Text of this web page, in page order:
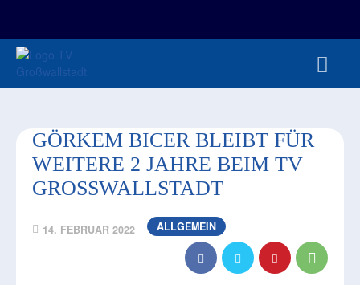
GÖRKEM BICER BLEIBT FÜR
WEITERE 2 JAHRE BEIM TV
GROSSWALLSTADT
14. FEBRUAR 2022 ALLGEMEIN